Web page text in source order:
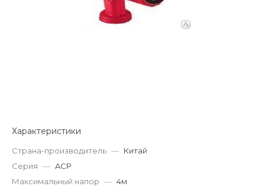
Характеристики
Страна-производитель — Китай
Серия — ACP
Максимальный напор — 4м